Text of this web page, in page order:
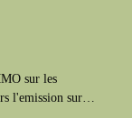
sur les
l'emission sur